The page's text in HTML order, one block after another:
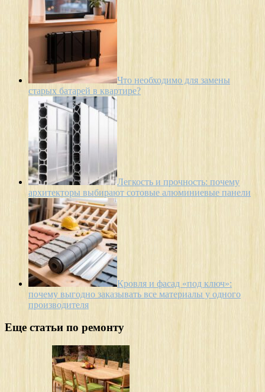
Что необходимо для замены
старых батарей в квартире?
Легкость и прочность: почему
архитекторы выбирают сотовые алюминиевые панели
Кровля и фасад «под ключ»:
почему выгодно заказывать все материалы у одного
производителя
Еще статьи по ремонту